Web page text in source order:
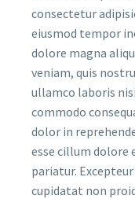
consectetur
eiusmod tempor
dolore magna
veniam, quis
ullamco laboris
commodo
dolor in
esse cillum dolore
pariatur.
cupidatat non